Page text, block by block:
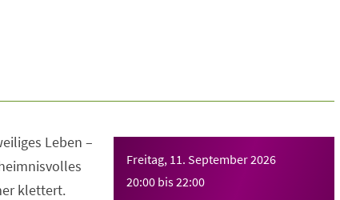
Freitag, 11. September 2026
20:00 bis22:00
Leben –
klettert.